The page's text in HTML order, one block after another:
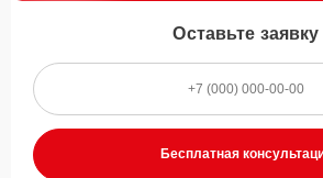
Оставьте заявку
Бесплатная